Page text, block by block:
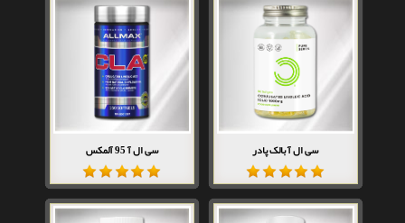
سی ال آ بالک پادر سی ال آ 95 آلمکس